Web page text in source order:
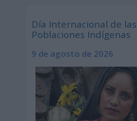
Día Internacional de las
Poblaciones Indígenas
9 de agosto de 2026